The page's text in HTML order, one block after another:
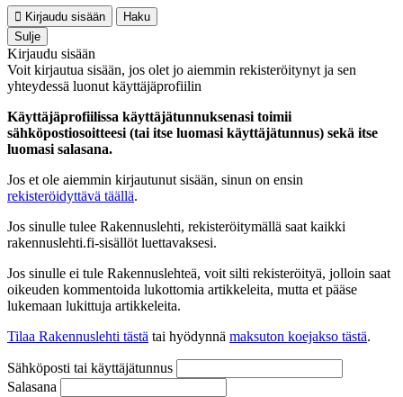
Kirjaudu sisään
Haku
Sulje
Kirjaudu sisään
Voit kirjautua sisään, jos olet jo aiemmin rekisteröitynyt ja sen
yhteydessä luonut käyttäjäprofiilin
Käyttäjäprofiilissa käyttäjätunnuksenasi toimii
sähköpostiosoitteesi (tai itse luomasi käyttäjätunnus) sekä itse
luomasi salasana.
Jos et ole aiemmin kirjautunut sisään, sinun on ensin
rekisteröidyttävä täällä.
Jos sinulle tulee Rakennuslehti, rekisteröitymällä saat kaikki
rakennuslehti.fi-sisällöt luettavaksesi.
Jos sinulle ei tule Rakennuslehteä, voit silti rekisteröityä, jolloin saat
oikeuden kommentoida lukottomia artikkeleita, mutta et pääse
lukemaan lukittuja artikkeleita.
Tilaa Rakennuslehti tästä tai hyödynnä maksuton koejakso tästä.
Sähköposti tai käyttäjätunnus
Salasana